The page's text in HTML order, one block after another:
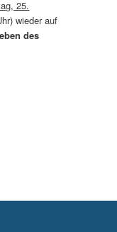
25.
wieder auf
des